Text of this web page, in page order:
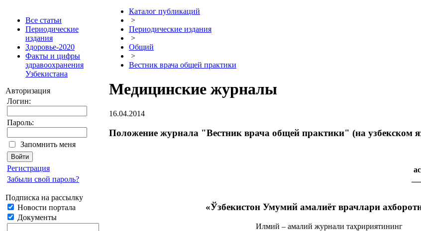
Все статьи
Периодические
издания
Здоровье-2020
Факты и цифры
здравоохранения
Узбекистана
Авторизация
Логин:
Пароль:
Запомнить меня
Регистрация
Забыли свой пароль?
Подписка на рассылку
Новости портала
Документы
Каталог публикаций
>
Периодические издания
>
Общий
>
Вестник врача общей практики
Медицинские журналы
16.04.2014
Положение журнала "Вестник врача общей практики" (на узбекском
«Ўзбекистон Умумий амалиёт врачлари
Илмий – амалий журнали таҳририятининг